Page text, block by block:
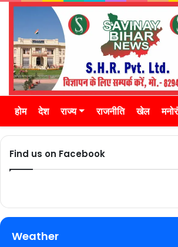
होम देश राज्य राजनीति खेल
Find us on Facebook
Weather